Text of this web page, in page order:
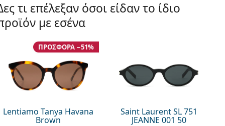
τι επέλεξαν όσοι είδαν το ίδιο
με εσένα
Lentiamo Tanya Havana
Brown
ΠΡΟΣΦΟΡΆ −51%
Saint Laurent SL 751
JEANNE 001 50